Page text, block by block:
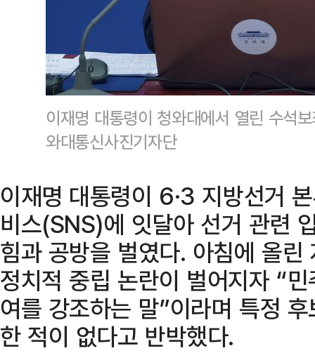
이재명 대통령이 청와대에서 열린 수석
와대통신사진기자단
이재명 대통령이 6·3 지방선거
비스(SNS)에 잇달아 선거 관련
힘과 공방을 벌였다. 아침에 올
정치적 중립 논란이 벌어지자 “
여를 강조하는 말”이라며 특정
한 적이 없다고 반박했다.